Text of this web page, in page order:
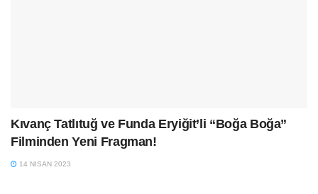
Kıvanç Tatlıtuğ ve Funda Eryiğit’li “Boğa Boğa”
Filminden Yeni Fragman!
14 NISAN 2023